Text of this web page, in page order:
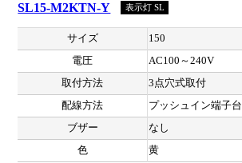
SL15-M2KTN-Y 表示灯 SL
サイズ
150
電圧
AC100～240V
取付方法
3点穴式取付
配線方法
プッシュイン端子台
ブザー
なし
色
黄